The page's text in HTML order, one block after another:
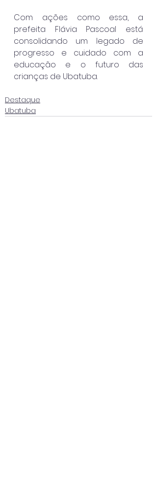
Com ações como essa, a
prefeita Flávia Pascoal está
consolidando um legado de
progresso e cuidado com a
educação e o futuro das
crianças de Ubatuba.
Destaque
Ubatuba